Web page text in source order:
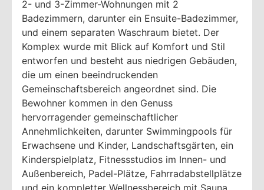
2- und 3-Zimmer-Wohnungen mit 2
Badezimmern, darunter ein Ensuite-Badezimmer,
und einem separaten Waschraum bietet. Der
Komplex wurde mit Blick auf Komfort und Stil
entworfen und besteht aus niedrigen Gebäuden,
die um einen beeindruckenden
Gemeinschaftsbereich angeordnet sind. Die
Bewohner kommen in den Genuss
hervorragender gemeinschaftlicher
Annehmlichkeiten, darunter Swimmingpools für
Erwachsene und Kinder, Landschaftsgärten, ein
Kinderspielplatz, Fitnessstudios im Innen- und
Außenbereich, Padel-Plätze, Fahrradabstellplätze
und ein kompletter Wellnessbereich mit Sauna.